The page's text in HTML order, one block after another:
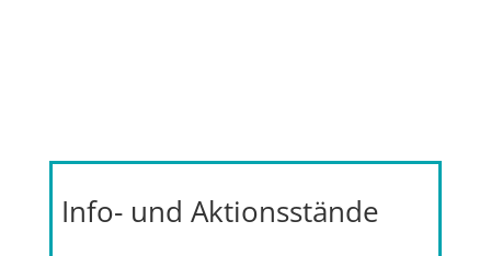
Info- und Aktionsstände